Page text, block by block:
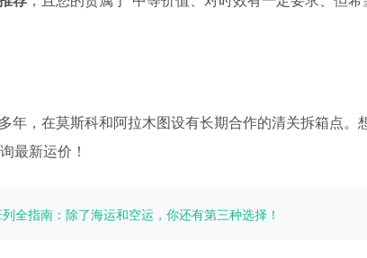
年，在莫斯科和阿拉木图设有长期合作的清关拆箱点。
最新运价！
全指南：除了海运和空运，你还有第三种选择！